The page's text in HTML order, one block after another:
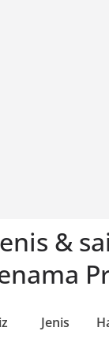
&
Jenis